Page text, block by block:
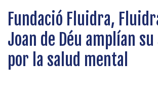
Fundació Fluidra,
Joan de Déu amplían
por la salud mental